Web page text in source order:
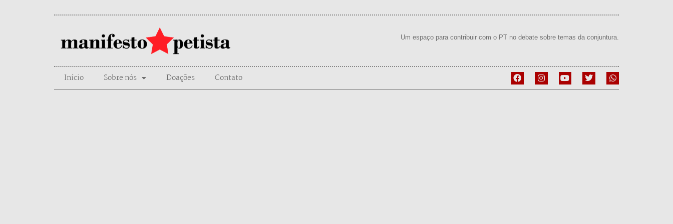
Um espaço para contribuir com o PT no debate sobre temas da conjuntura.
Início Sobre nós Doações Contato